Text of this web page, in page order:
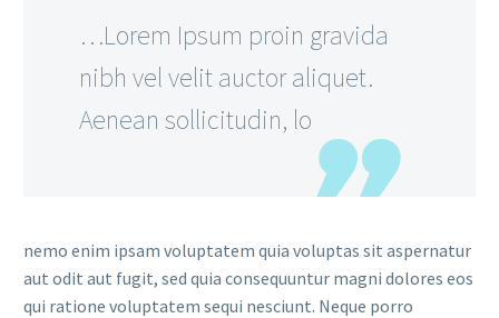
…Lorem Ipsum proin gravida
nibh vel velit auctor aliquet.
Aenean sollicitudin, lo
nemo enim ipsam voluptatem quia voluptas sit aspernatur
aut odit aut fugit, sed quia consequuntur magni dolores eos
qui ratione voluptatem sequi nesciunt. Neque porro